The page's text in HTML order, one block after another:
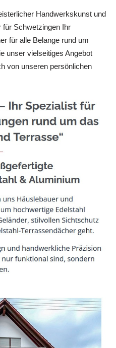
Handwerkskunst und
für Schwetzingen Ihr
für alle Belange rund um
unser vielseitiges Angebot
von unseren persönlichen